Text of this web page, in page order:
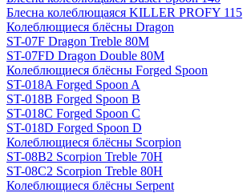
Блесна колеблющаяся KILLER PROFY 115
Колеблющиеся блёсны Dragon
ST-07F Dragon Treble 80M
ST-07FD Dragon Double 80M
Колеблющиеся блёсны Forged Spoon
ST-018A Forged Spoon A
ST-018B Forged Spoon B
ST-018C Forged Spoon C
ST-018D Forged Spoon D
Колеблющиеся блёсны Scorpion
ST-08B2 Scorpion Treble 70H
ST-08C2 Scorpion Treble 80H
Колеблющиеся блёсны Serpent